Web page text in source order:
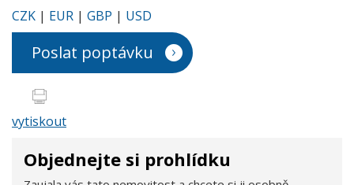
CZK | EUR | GBP | USD
Poslat poptávku
vytiskout
Objednejte si prohlídku